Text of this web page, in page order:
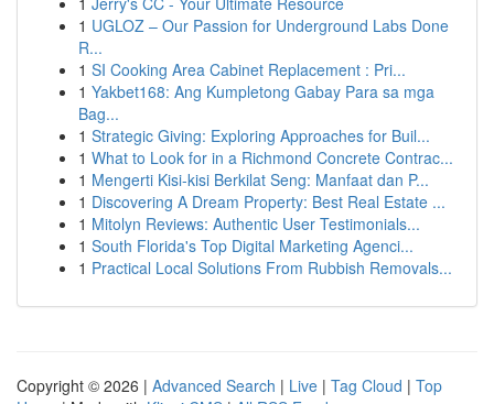
1 UGLOZ – Our Passion for Underground Labs Done
R...
1 SI Cooking Area Cabinet Replacement : Pri...
1 Yakbet168: Ang Kumpletong Gabay Para sa mga
Bag...
1 Strategic Giving: Exploring Approaches for Buil...
1 What to Look for in a Richmond Concrete Contrac...
1 Mengerti Kisi-kisi Berkilat Seng: Manfaat dan P...
1 Discovering A Dream Property: Best Real Estate ...
1 Mitolyn Reviews: Authentic User Testimonials...
1 South Florida's Top Digital Marketing Agenci...
1 Practical Local Solutions From Rubbish Removals...
Copyright © 2026 | Advanced Search | Live | Tag Cloud | Top